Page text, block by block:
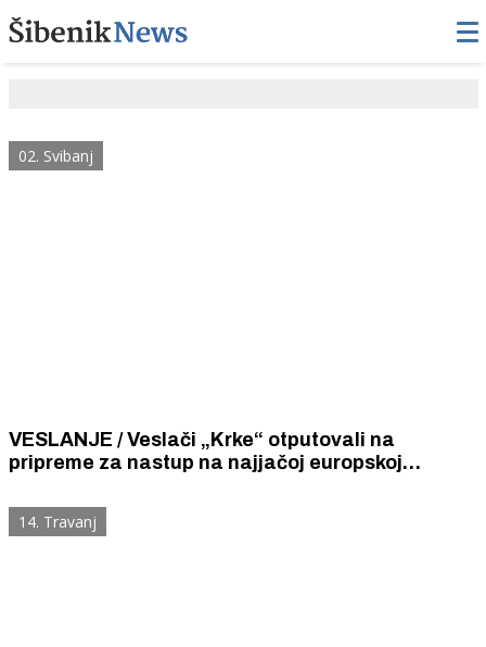
02. Svibanj
VESLANJE / Veslači „Krke“ otputovali na
pripreme za nastup na najjačoj europskoj
Olympia-Regattastrecke u Oberschleißheimu
14. Travanj